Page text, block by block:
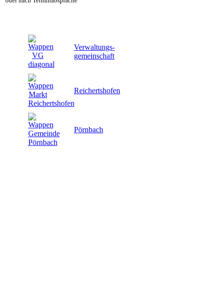
Verwaltungs-
gemeinschaft
Reichertshofen
Pörnbach